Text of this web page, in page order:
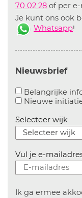
70 02 28 of per
Je kunt ons ook
Whatsapp!
Nieuwsbrief
Belangrijke
Nieuwe
Selecteer wijk
Vul je e-
Ik ga ermee